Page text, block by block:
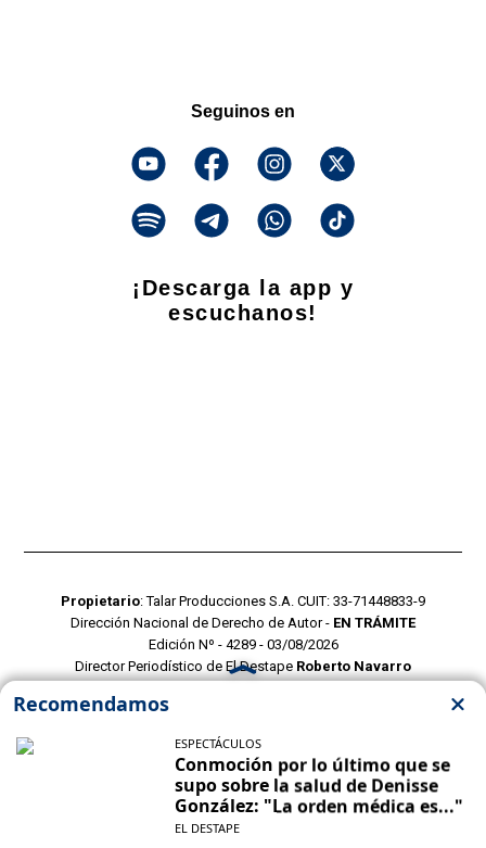
Seguinos en
¡Descarga la app y
escuchanos!
Propietario: Talar Producciones S.A. CUIT: 33-71448833-9
Dirección Nacional de Derecho de Autor - EN TRÁMITE
Edición Nº - 4289 - 03/08/2026
Director Periodístico de El Destape Roberto Navarro
POLITICAS DE PRIVACIDAD
CONTACTO COMERCIAL
CONTACTO EDITORIAL